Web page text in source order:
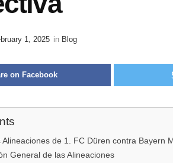
1, 2025 in Blog
on Facebook
de 1. FC Düren contra Bayern
General de las Alineaciones